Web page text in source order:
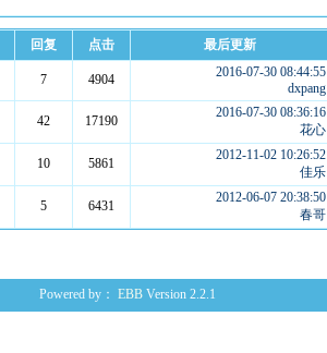
回复 点击 最后更新
7 4904
2016-07-30 08:44:55
dxpang
42 17190
2016-07-30 08:36:16
花心
10 5861
2012-11-02 10:26:52
佳乐
5 6431
2012-06-07 20:38:50
春哥
Powered by： EBB Version 2.2.1